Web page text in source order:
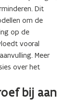
Dit
om de
op de
vooral
Meer
over het
bij aan